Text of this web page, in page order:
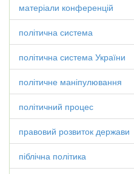
матеріали конференцій
політична система
політична система України
політичне маніпулювання
політичний процес
правовий розвиток держави
піблічна політика